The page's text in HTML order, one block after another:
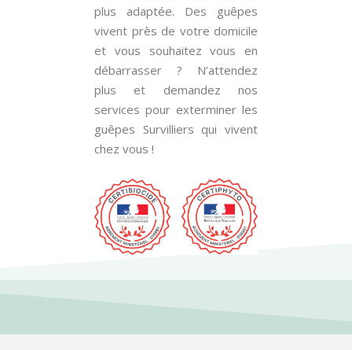
plus adaptée. Des guêpes
vivent près de votre domicile
et vous souhaitez vous en
débarrasser ? N’attendez
plus et demandez nos
services pour exterminer les
guêpes Survilliers qui vivent
chez vous !